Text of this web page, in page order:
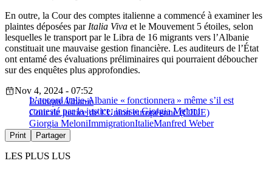
En outre, la Cour des comptes italienne a commencé à examiner les
plaintes déposées par Italia Viva et le Mouvement 5 étoiles, selon
lesquelles le transport par le Libra de 16 migrants vers l’Albanie
constituait une mauvaise gestion financière. Les auditeurs de l’État
ont entamé des évaluations préliminaires qui pourraient déboucher
sur des enquêtes plus approfondies.
L’accord Italie-Albanie « fonctionnera » même s’il est
contesté par la justice, insiste Giorgia Meloni
Nov 4, 2024 - 07:52
PolitiqueAlbanie
Cour de justice de l’Union européenne (CJUE)
Giorgia MeloniImmigrationItalieManfred Weber
Print Partager
LES PLUS LUS